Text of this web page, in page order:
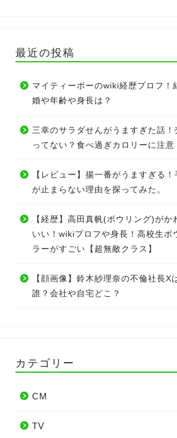
最近の投稿
マイティーポーのwiki経歴プロフ！
婚や年齢や身長は？
三幸のサラダせんがうますぎた話！
ってない？食べ過ぎカロリーに注意
【レビュー】揚一番がうますぎる！
が止まらない理由を探ってみた。
【経歴】高田真帆(ボウリング)がか
いい！wikiプロフや身長！高校生ボ
ラーがすごい【超無敵クラス】
【顔画像】鈴木紗理奈の不倫社長X
誰？会社や自宅どこ？
カテゴリー
CM
TV